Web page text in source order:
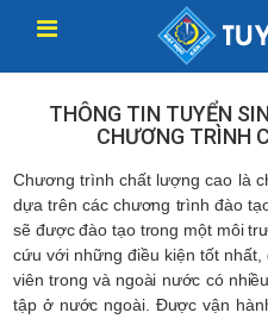
THÔNG TIN TUYỂN
CHƯƠNG TRÌNH
Chương trình chất lượng cao là
dựa trên các chương trình đào
sẽ được đào tạo trong một môi
cứu với những điều kiện tốt
viên trong và ngoài nước có
tập ở nước ngoài. Được vận